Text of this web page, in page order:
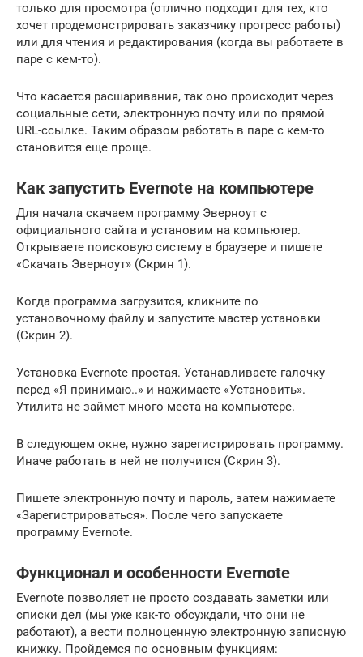
только для просмотра (отлично подходит для тех, кто
хочет продемонстрировать заказчику прогресс работы)
или для чтения и редактирования (когда вы работаете в
паре с кем-то).
Что касается расшаривания, так оно происходит через
социальные сети, электронную почту или по прямой
URL-ссылке. Таким образом работать в паре с кем-то
становится еще проще.
Как запустить Evernote на компьютере
Для начала скачаем программу Эверноут с
официального сайта и установим на компьютер.
Открываете поисковую систему в браузере и пишете
«Скачать Эверноут» (Скрин 1).
Когда программа загрузится, кликните по
установочному файлу и запустите мастер установки
(Скрин 2).
Установка Evernote простая. Устанавливаете галочку
перед «Я принимаю..» и нажимаете «Установить».
Утилита не займет много места на компьютере.
В следующем окне, нужно зарегистрировать программу.
Иначе работать в ней не получится (Скрин 3).
Пишете электронную почту и пароль, затем нажимаете
«Зарегистрироваться». После чего запускаете
программу Evernote.
Функционал и особенности Evernote
Evernote позволяет не просто создавать заметки или
списки дел (мы уже как-то обсуждали, что они не
работают), а вести полноценную электронную записную
книжку. Пройдемся по основным функциям: